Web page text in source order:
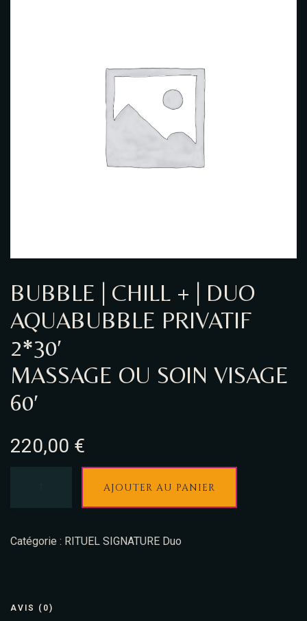
BUBBLE | CHILL + | DUO
AQUABUBBLE PRIVATIF
2*30′
MASSAGE OU SOIN VISAGE
60′
220,00 €
AJOUTER AU PANIER
Catégorie : RITUEL SIGNATURE Duo
AVIS (0)